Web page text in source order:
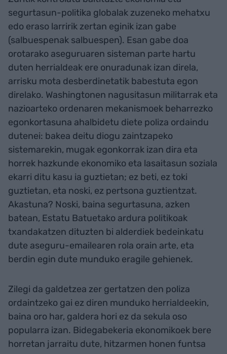
segurtasun-politika globalak zuzeneko mehatxu
edo eraso larririk zertan eginik izan gabe
(salbuespenak salbuespen). Esan gabe doa
orotarako aseguruaren sisteman parte hartu
duten herrialdeak ere onuradunak izan direla,
arrisku mota desberdinetatik babestuta egon
direlako. Washingtonen nagusitasun militarrak eta
nazioarteko ordenaren mekanismoek beharrezko
egonkortasuna ahalbidetu diete poliza ordaindu
dutenei: bakea deitu diogu zaintzapeko
sistemarekin, mugak egonkorrak izan dira eta
horrek hazkunde ekonomiko eta lasaitasun soziala
ekarri ditu kasu ia guztietan; ez beti, ez toki
guztietan, eta noski, ez pertsona guztientzat.
Akastuna? Noski, baina segurtasuna, azken
batean, Estatu Batuetako ardura politikoak
txandakatzen dituzten bi alderdiek bedeinkatu
dute aseguru-emailearen rola orain arte, eta
berdin egin dute munduko eragile gehienek.
Zilegi da galdetzea zer gertatzen den poliza
ordaintzeko gai ez diren munduko herrialdeekin,
baina oro har, galdera hori ez da sekula oso
popularra izan. Bidegabekeria ekonomikoek bere
horretan jarraitu dute, hitzarmen honen funtsa